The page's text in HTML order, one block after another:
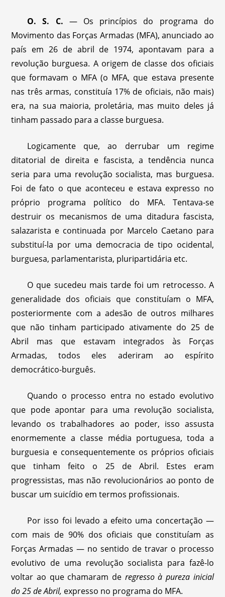
O. S. C. — Os princípios do programa do
Movimento das Forças Armadas (MFA), anunciado ao
país em 26 de abril de 1974, apontavam para a
revolução burguesa. A origem de classe dos oficiais
que formavam o MFA (o MFA, que estava presente
nas três armas, constituía 17% de oficiais, não mais)
era, na sua maioria, proletária, mas muito deles já
tinham passado para a classe burguesa.
Logicamente que, ao derrubar um regime
ditatorial de direita e fascista, a tendência nunca
seria para uma revolução socialista, mas burguesa.
Foi de fato o que aconteceu e estava expresso no
próprio programa político do MFA. Tentava-se
destruir os mecanismos de uma ditadura fascista,
salazarista e continuada por Marcelo Caetano para
substituí-la por uma democracia de tipo ocidental,
burguesa, parlamentarista, pluripartidária etc.
O que sucedeu mais tarde foi um retrocesso. A
generalidade dos oficiais que constituíam o MFA,
posteriormente com a adesão de outros milhares
que não tinham participado ativamente do 25 de
Abril mas que estavam integrados às Forças
Armadas, todos eles aderiram ao espírito
democrático-burguês.
Quando o processo entra no estado evolutivo
que pode apontar para uma revolução socialista,
levando os trabalhadores ao poder, isso assusta
enormemente a classe média portuguesa, toda a
burguesia e consequentemente os próprios oficiais
que tinham feito o 25 de Abril. Estes eram
progressistas, mas não revolucionários ao ponto de
buscar um suicídio em termos profissionais.
Por isso foi levado a efeito uma concertação —
com mais de 90% dos oficiais que constituíam as
Forças Armadas — no sentido de travar o processo
evolutivo de uma revolução socialista para fazê-lo
voltar ao que chamaram de regresso à pureza inicial
do 25 de Abril, expresso no programa do MFA.